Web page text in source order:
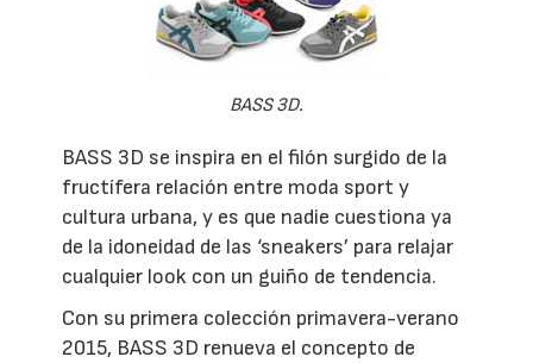
BASS 3D.
BASS 3D se inspira en el filón surgido de la
fructífera relación entre moda sport y
cultura urbana, y es que nadie cuestiona ya
de la idoneidad de las ‘sneakers’ para relajar
cualquier look con un guiño de tendencia.
Con su primera colección primavera-verano
2015, BASS 3D renueva el concepto de